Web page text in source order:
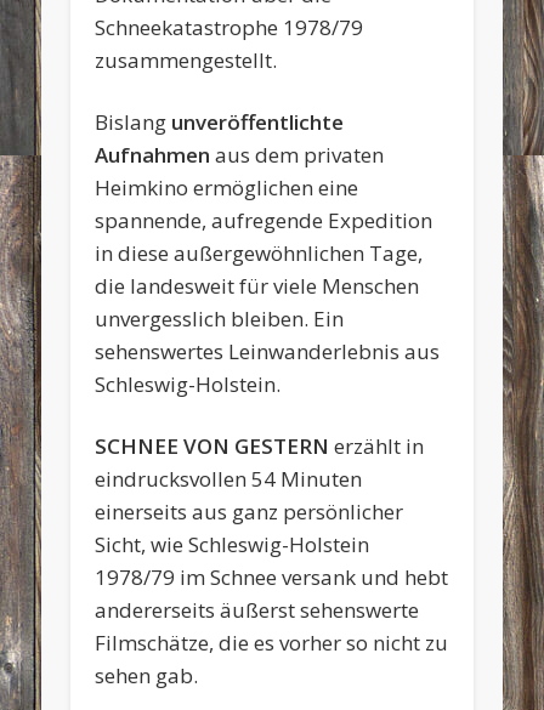
Schneekatastrophe 1978/79
zusammengestellt.
Bislang unveröffentlichte
Aufnahmenaus dem privaten
Heimkino ermöglichen eine
spannende, aufregende Expedition
in diese außergewöhnlichen Tage,
die landesweit für viele Menschen
unvergesslich bleiben. Ein
sehenswertes Leinwanderlebnis aus
Schleswig-Holstein.
SCHNEE VON GESTERNerzählt in
eindrucksvollen 54 Minuten
einerseits aus ganz persönlicher
Sicht, wie Schleswig-Holstein
1978/79 im Schnee versank und hebt
andererseits äußerst sehenswerte
Filmschätze, die es vorher so nicht zu
sehen gab.